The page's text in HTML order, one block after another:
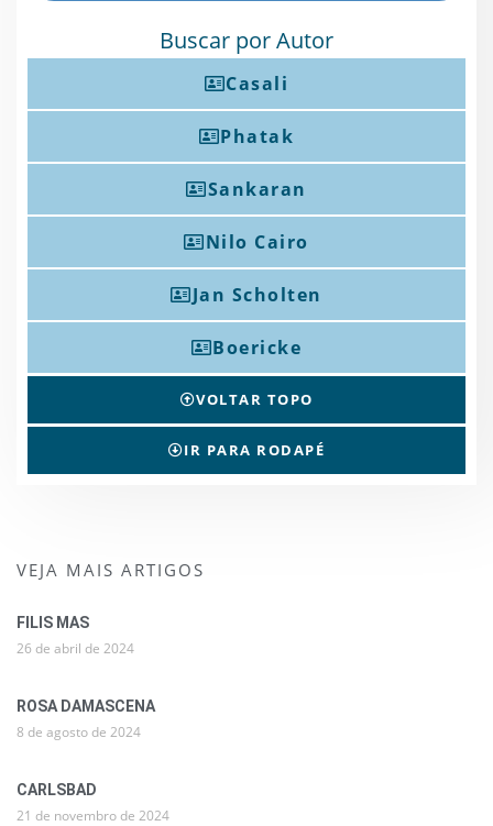
Buscar por Autor
Casali
Phatak
Sankaran
Nilo Cairo
Jan Scholten
Boericke
VOLTAR TOPO
IR PARA RODAPÉ
VEJA MAIS ARTIGOS
FILIS MAS
26 de abril de 2024
ROSA DAMASCENA
8 de agosto de 2024
CARLSBAD
21 de novembro de 2024